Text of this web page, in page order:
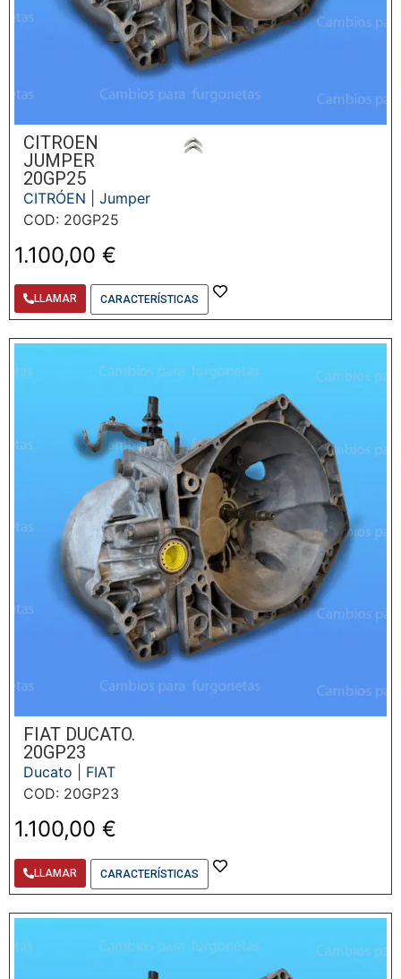
CITROEN
JUMPER
20GP25
CITRÓEN
Jumper
COD: 20GP25
1.100,00 €
LLAMAR CARACTERÍSTICAS
FIAT DUCATO.
20GP23
Ducato
FIAT
COD: 20GP23
1.100,00 €
LLAMAR CARACTERÍSTICAS